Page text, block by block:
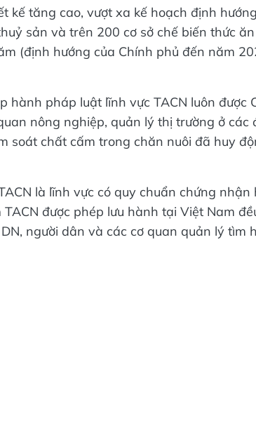
kế tăng cao, vượt xa kế hoạch định
sản và trên 200 cơ sở chế biến thức
(định hướng của Chính phủ đến năm
pháp luật lĩnh vực TACN luôn được
nông nghiệp, quản lý thị trường ở các
soát chất cấm trong chăn nuôi đã huy
là lĩnh vực có quy chuẩn chứng nhận
được phép lưu hành tại Việt Nam
người dân và các cơ quan quản lý tìm